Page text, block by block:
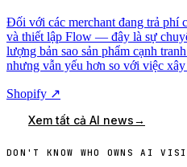
Đối với các merchant đang trả phí
và thiết lập Flow — đây là sự
lượng bản sao sản phẩm cạnh
nhưng vẫn yếu hơn so với việc
Shopify ↗
Xem tất cả AI news→
DON'T KNOW WHO OWNS AI